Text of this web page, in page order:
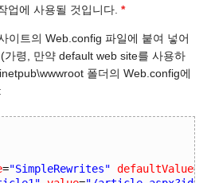
업에 사용될 것입니다. *
이트의 Web.config 파일에 붙여 넣어
령, 만약 default web site를 사용하
폴더의 Web.config에
="SimpleRewrites" defaultValue=